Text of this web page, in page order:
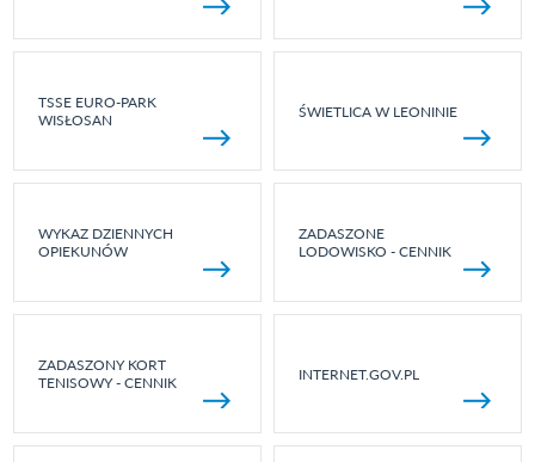
TSSE EURO-PARK
WISŁOSAN
ŚWIETLICA W LEONINIE
WYKAZ DZIENNYCH
OPIEKUNÓW
ZADASZONE
LODOWISKO - CENNIK
ZADASZONY KORT
TENISOWY - CENNIK
INTERNET.GOV.PL